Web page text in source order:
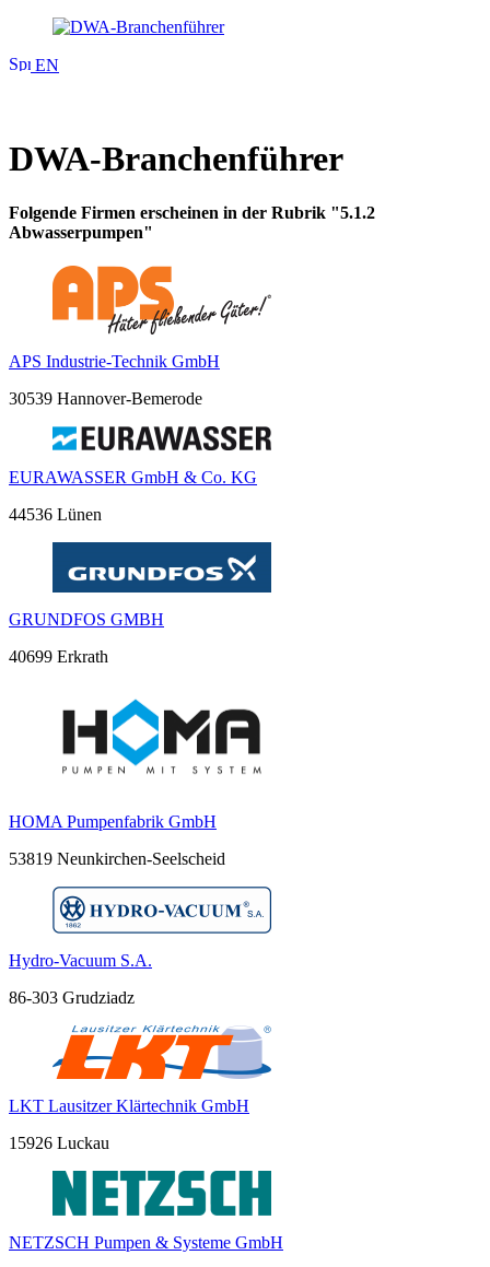
EN
DWA-Branchenführer
Folgende Firmen erscheinen in der Rubrik "5.1.2
Abwasserpumpen"
APS Industrie-Technik GmbH
30539 Hannover-Bemerode
EURAWASSER GmbH & Co. KG
44536 Lünen
GRUNDFOS GMBH
40699 Erkrath
HOMA Pumpenfabrik GmbH
53819 Neunkirchen-Seelscheid
Hydro-Vacuum S.A.
86-303 Grudziadz
LKT Lausitzer Klärtechnik GmbH
15926 Luckau
NETZSCH Pumpen & Systeme GmbH